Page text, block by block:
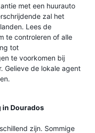
met een huurauto
zal het
Lees de
te controleren of alle
tot
te voorkomen bij
Gelieve de lokale agent
in Dourados
zijn. Sommige